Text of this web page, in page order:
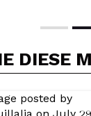
DIESE